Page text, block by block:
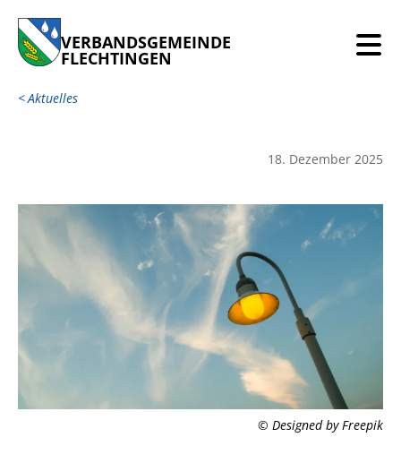
VERBANDSGEMEINDE
FLECHTINGEN
Aktuelles
© Designed by Freepik
18. Dezember 2025